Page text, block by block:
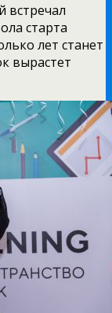
встречал
старта
лет станет
вырастет